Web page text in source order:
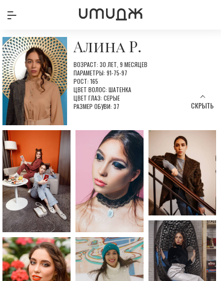
Алина Р.
ВОЗРАСТ: 30 ЛЕТ, 9 МЕСЯЦЕВ
ПАРАМЕТРЫ: 91-75-97
РОСТ: 165
ЦВЕТ ВОЛОС: ШАТЕНКА
ЦВЕТ ГЛАЗ: СЕРЫЕ
РАЗМЕР ОБУВИ: 37
СКРЫТЬ